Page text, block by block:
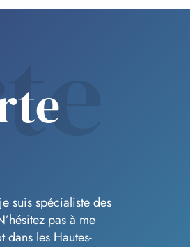
suis spécialiste des
pas à me
les Hautes-